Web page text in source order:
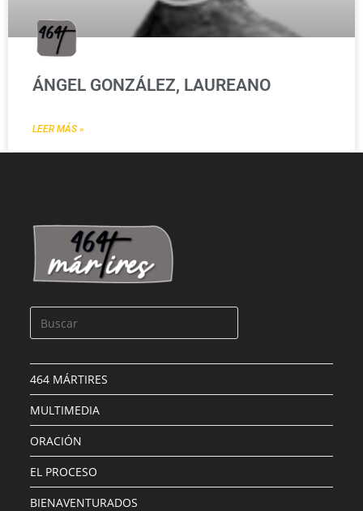
ÁNGEL GONZÁLEZ, LAUREANO
LEER MÁS »
464 MÁRTIRES
MULTIMEDIA
ORACIÓN
EL PROCESO
BIENAVENTURADOS